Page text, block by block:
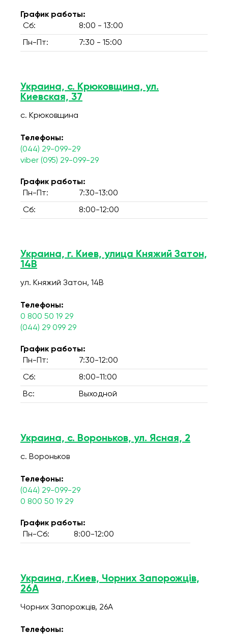
График работы:
Сб:
8:00 - 13:00
Пн-Пт: 7:30 - 15:00
Украина, с. Крюковщина, ул.
Киевская, 37
с. Крюковщина
Телефоны:
(044) 29-099-29
viber (095) 29-099-29
График работы:
Пн-Пт:
7:30-13:00
Сб: 8:00-12:00
Украина, г. Киев, улица Княжий Затон,
14В
ул. Княжий Затон, 14В
Телефоны:
0 800 50 19 29
(044) 29 099 29
График работы:
Пн-Пт:
7:30-12:00
Сб: 8:00-11:00
Вс: Выходной
Украина, с. Вороньков, ул. Ясная, 2
с. Вороньков
Телефоны:
(044) 29-099-29
0 800 50 19 29
График работы:
Пн-Сб:
8:00-12:00
Украина, г.Киев, Чорних Запорожців,
26А
Чорних Запорожців, 26А
Телефоны: